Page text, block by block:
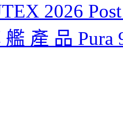
2026
產 品 Pura